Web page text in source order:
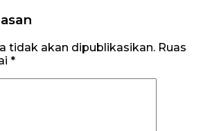
tidak akan dipublikasikan. Ruas
*